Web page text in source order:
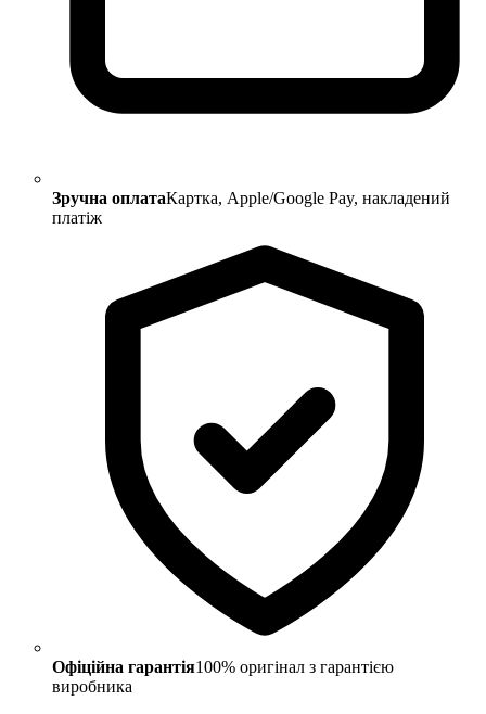
Зручна оплатаКартка, Apple/Google Pay, накладений
платіж
Офіційна гарантія100% оригінал з гарантією
виробника